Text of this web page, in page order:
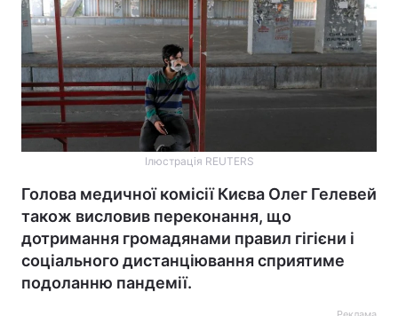
Ілюстрація REUTERS
Голова медичної комісії Києва Олег Гелевей
також висловив переконання, що
дотримання громадянами правил гігієни і
соціального дистанціювання сприятиме
подоланню пандемії.